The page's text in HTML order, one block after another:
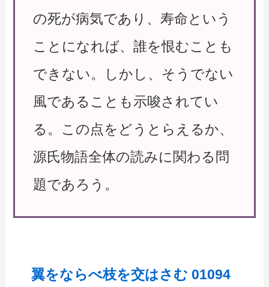
の死が病気であり、寿命という
ことになれば、誰を恨むことも
できない。しかし、そうでない
風であることも示唆されてい
る。この点をどうとらえるか、
源氏物語全体の読みに関わる問
題であろう。
翼をならべ枝を交はさむ 01094